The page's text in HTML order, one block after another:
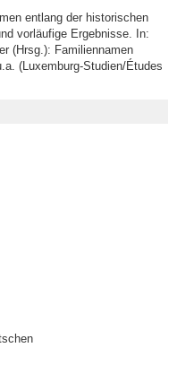
entlang der historischen
vorläufige Ergebnisse. In:
(Hrsg.): Familiennamen
(Luxemburg-Studien/Études